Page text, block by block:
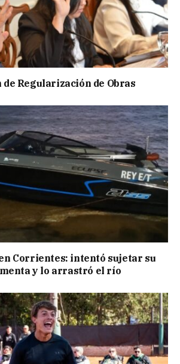
Regularización de Obras
Corrientes: intentó sujetar su
y lo arrastró el río